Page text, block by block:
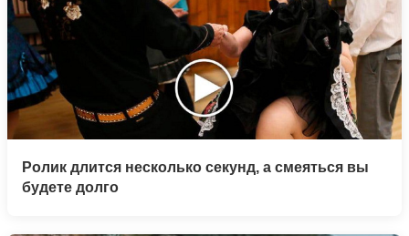
Ролик длится несколько секунд, а смеяться вы
будете долго